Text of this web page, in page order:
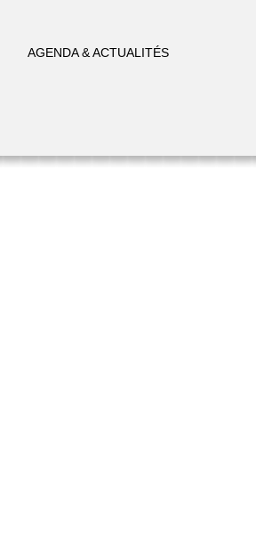
AGENDA & ACTUALITÉS